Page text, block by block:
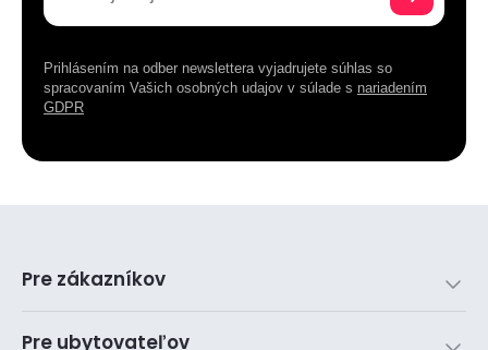
Prihlásením na odber newslettera vyjadrujete súhlas so
spracovaním Vašich osobných udajov v súlade s nariadením
GDPR
Pre zákazníkov
Pre ubytovateľov